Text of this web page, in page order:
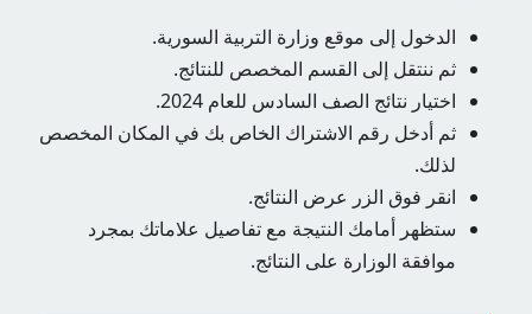
الدخول إلى موقع وزارة التربية السورية.
ثم ننتقل إلى القسم المخصص للنتائج.
اختيار نتائج الصف السادس للعام 2024.
ثم أدخل رقم الاشتراك الخاص بك في المكان المخصص
لذلك.
انقر فوق الزر عرض النتائج.
ستظهر أمامك النتيجة مع تفاصيل علاماتك بمجرد
موافقة الوزارة على النتائج.